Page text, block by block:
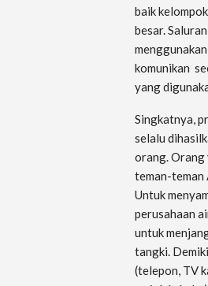
baik
besar.
komunikan
yang
Singkatnya,
selalu
orang. Orang
teman-teman
Untuk
perusahaan
untuk
tangki.
(telepon, TV